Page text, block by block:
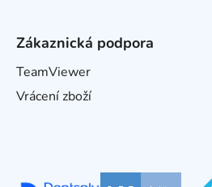
Zákaznická podpora
TeamViewer
Vrácení zboží